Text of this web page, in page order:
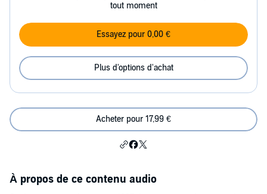
tout moment
Essayez pour 0,00 €
Plus d'options d'achat
Acheter pour 17,99 €
À propos de ce contenu audio